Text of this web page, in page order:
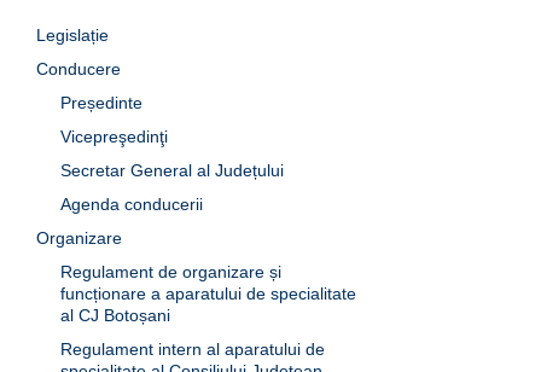
Legislație
Conducere
Președinte
Vicepreşedinţi
Secretar General al Județului
Agenda conducerii
Organizare
Regulament de organizare și
funcționare a aparatului de specialitate
al CJ Botoșani
Regulament intern al aparatului de